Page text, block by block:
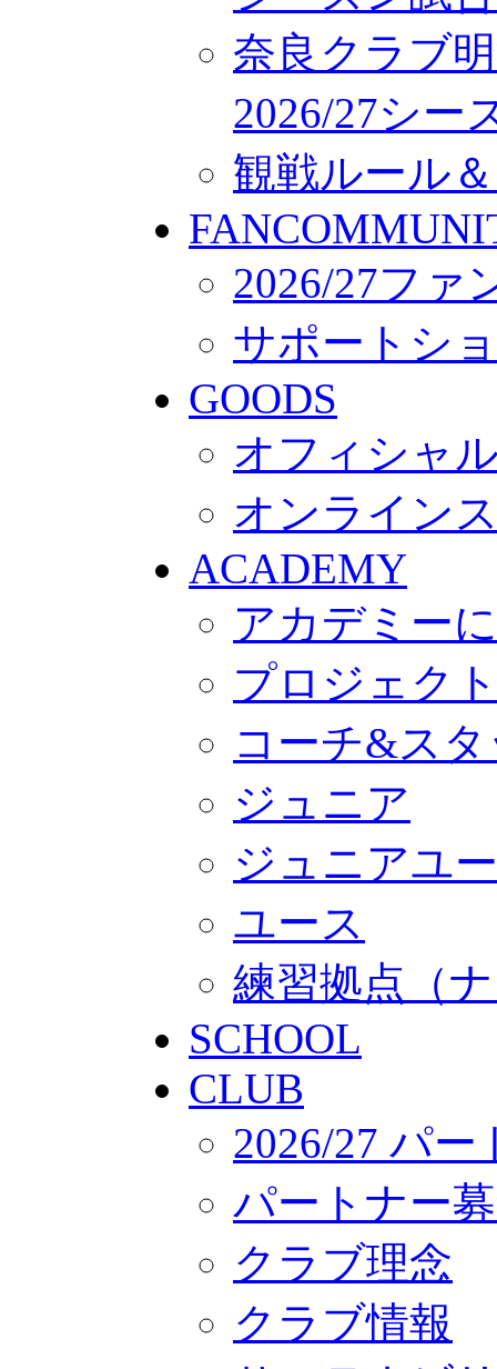
奈良クラブ
2026/27シー
観戦ルール
2026/27ファ
サポートシ
GOODS
オフィシャ
オンライン
ACADEMY
アカデミー
プロジェク
コーチ&ス
ジュニア
ジュニアユ
ユース
練習拠点（
SCHOOL
CLUB
2026/27 パ
パートナー
クラブ理念
クラブ情報